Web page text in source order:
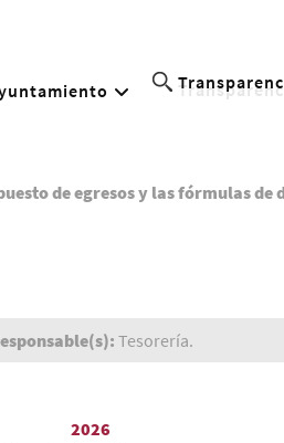
de egresos y las fórmulas
Tesorería.
2026